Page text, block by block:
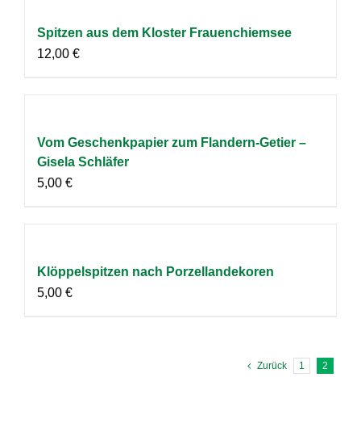
Spitzen aus dem Kloster Frauenchiemsee
12,00 €
Vom Geschenkpapier zum Flandern-Getier –
Gisela Schläfer
5,00 €
Klöppelspitzen nach Porzellandekoren
5,00 €
Zurück 1 2